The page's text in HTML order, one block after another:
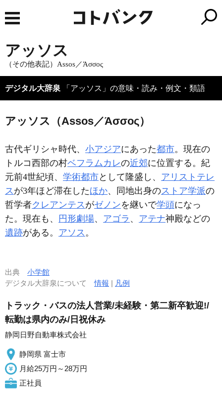
アッソス
（その他表記）Assos／Άσσος
デジタル大辞泉 「アッソス」の意味・読み・例文・類語
アッソス（Assos／Άσσος）
古代ギリシャ時代、 小アジアにあった都市。現在の
トルコ西部の村ベフラムカレの近郊に位置する。紀
元前4世紀頃、 学術都市として隆盛し、 アリストテレ
スが3年ほど滞在したほか、同地出身のストア学派の
哲学者クレアンテスがゼノンを継いで学頭になっ
た。現在も、
円形劇場、 アゴラ 、 アテナ神殿などの
遺跡がある。 アソス。
出典 小学館
デジタル大辞泉について情報 | 凡例
トラック・バスの法人営業/未経験・第二新卒歓迎!/
転勤は県内のみ/日祝休み
静岡日野自動車株式会社
静岡県 富士市
月給25万円～28万円
正社員